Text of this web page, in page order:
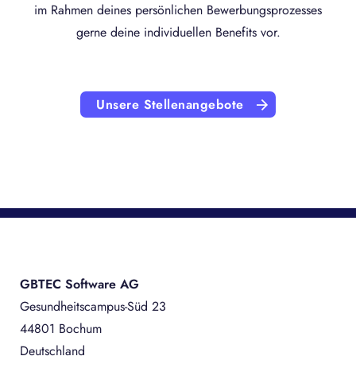
im Rahmen deines persönlichen Bewerbungsprozesses
gerne deine individuellen Benefits vor.
Unsere Stellenangebote
GBTEC Software AG
Gesundheitscampus-Süd 23
44801 Bochum
Deutschland